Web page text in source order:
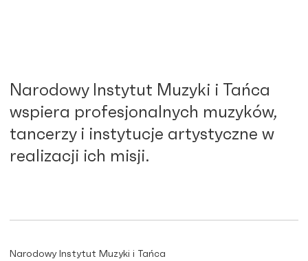
Narodowy Instytut Muzyki i Tańca
wspiera profesjonalnych muzyków,
tancerzy i instytucje artystyczne w
realizacji ich misji.
Narodowy Instytut Muzyki i Tańca